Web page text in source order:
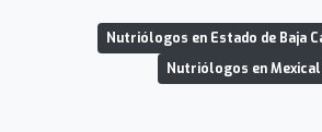
Nutriólogos en Estado de Baja
Nutriólogos en